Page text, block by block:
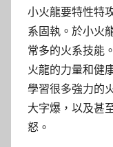
小火龍要特性特
系固執。於小火
常多的火系技能
火龍的力量和健
學習很多強力的
大字爆，以及甚
怒。